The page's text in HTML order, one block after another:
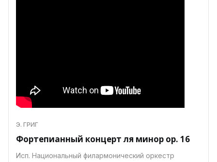
Э. ГРИГ
Фортепианный концерт ля минор ор. 16
Исп. Национальный филармонический оркестр